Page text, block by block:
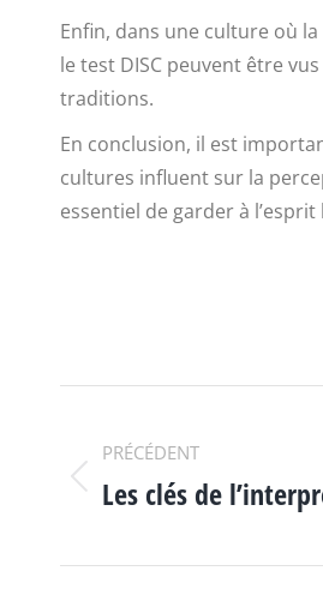
Enfin, dans une culture où
le test DISC peuvent être
traditions.
En conclusion, il est
cultures influent sur la
essentiel de garder à
NAVIGATION
ARTICLE
PRÉCÉDENT
Article
:
Les clés de